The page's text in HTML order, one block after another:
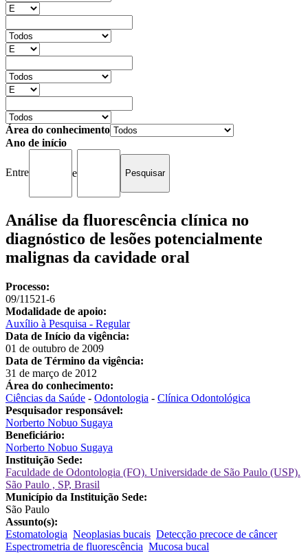
Área do conhecimento
Ano de início
Entre e
Análise da fluorescência clínica no
diagnóstico de lesões potencialmente
malignas da cavidade oral
Processo:
09/11521-6
Modalidade de apoio:
Auxílio à Pesquisa - Regular
Data de Início da vigência:
01 de outubro de 2009
Data de Término da vigência:
31 de março de 2012
Área do conhecimento:
Ciências da Saúde - Odontologia - Clínica Odontológica
Pesquisador responsável:
Norberto Nobuo Sugaya
Beneficiário:
Norberto Nobuo Sugaya
Instituição Sede:
Faculdade de Odontologia (FO). Universidade de São Paulo (USP).
São Paulo , SP, Brasil
Município da Instituição Sede:
São Paulo
Assunto(s):
Estomatologia Neoplasias bucais Detecção precoce de câncer
Espectrometria de fluorescência Mucosa bucal